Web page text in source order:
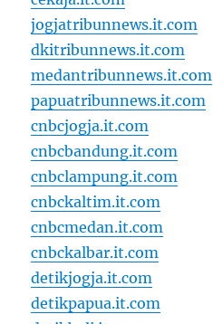
jogjatribunnews.it.com
dkitribunnews.it.com
medantribunnews.it.com
papuatribunnews.it.com
cnbcjogja.it.com
cnbcbandung.it.com
cnbclampung.it.com
cnbckaltim.it.com
cnbcmedan.it.com
cnbckalbar.it.com
detikjogja.it.com
detikpapua.it.com